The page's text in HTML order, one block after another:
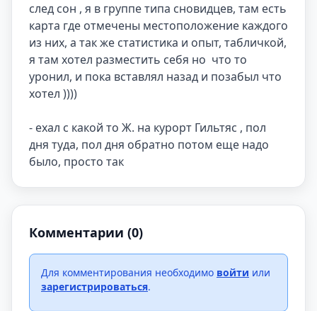
след сон , я в группе типа сновидцев, там есть
карта где отмечены местоположение каждого
из них, а так же статистика и опыт, табличкой,
я там хотел разместить себя но  что то
уронил, и пока вставлял назад и позабыл что
хотел ))))
- ехал с какой то Ж. на курорт Гильтяс , пол
дня туда, пол дня обратно потом еще надо
было, просто так
Комментарии (0)
Для комментирования необходимо войти или
зарегистрироваться.